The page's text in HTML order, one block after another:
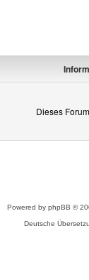
Dieses
Powered by phpBB ©
Deutsche